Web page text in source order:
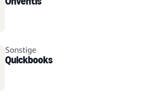
Sonstige
Quickbooks